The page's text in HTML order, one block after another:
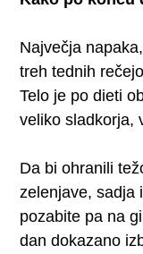
Največja
treh tednih
Telo je po dieti
veliko sladkorja,
Da bi ohranili
zelenjave, sadja
pozabite pa na
dan dokazano